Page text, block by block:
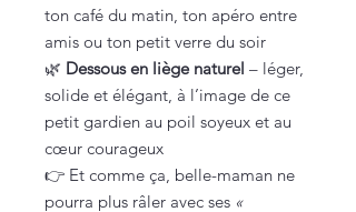
ton café du matin, ton apéro entre
amis ou ton petit verre du soir
🌿 Dessous en liège naturel – léger,
solide et élégant, à l’image de ce
petit gardien au poil soyeux et au
cœur courageux
👉 Et comme ça, belle-maman ne
pourra plus râler avec ses «